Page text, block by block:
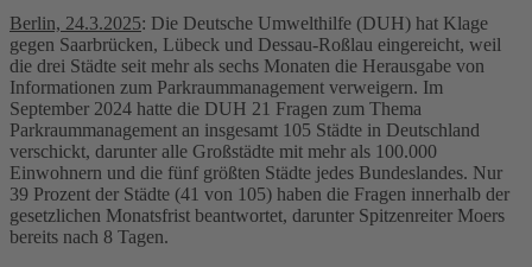
Berlin, 24.3.2025: Die Deutsche Umwelthilfe (DUH) hat Klage
gegen Saarbrücken, Lübeck und Dessau-Roßlau eingereicht, weil
die drei Städte seit mehr als sechs Monaten die Herausgabe von
Informationen zum Parkraummanagement verweigern. Im
September 2024 hatte die DUH 21 Fragen zum Thema
Parkraummanagement an insgesamt 105 Städte in Deutschland
verschickt, darunter alle Großstädte mit mehr als 100.000
Einwohnern und die fünf größten Städte jedes Bundeslandes. Nur
39 Prozent der Städte (41 von 105) haben die Fragen innerhalb der
gesetzlichen Monatsfrist beantwortet, darunter Spitzenreiter Moers
bereits nach 8 Tagen.